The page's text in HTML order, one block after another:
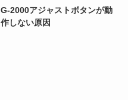
G-2000アジャストボタンが動
作しない原因